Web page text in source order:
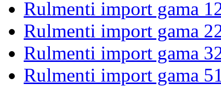
Rulmenti import gama
Rulmenti import gama
Rulmenti import gama
Rulmenti import gama